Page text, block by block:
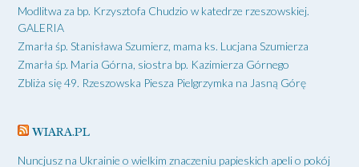
Modlitwa za bp. Krzysztofa Chudzio w katedrze rzeszowskiej.
GALERIA
Zmarła śp. Stanisława Szumierz, mama ks. Lucjana Szumierza
Zmarła śp. Maria Górna, siostra bp. Kazimierza Górnego
Zbliża się 49. Rzeszowska Piesza Pielgrzymka na Jasną Górę
WIARA.PL
Nuncjusz na Ukrainie o wielkim znaczeniu papieskich apeli o pokój